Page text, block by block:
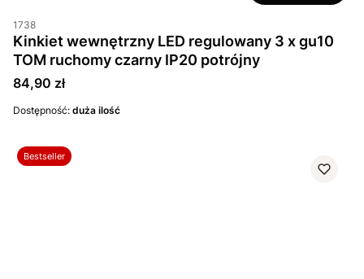
1738
Kinkiet wewnętrzny LED regulowany 3 x gu10
TOM ruchomy czarny IP20 potrójny
Cena
84,90 zł
Dostępność: duża ilość
Bestseller